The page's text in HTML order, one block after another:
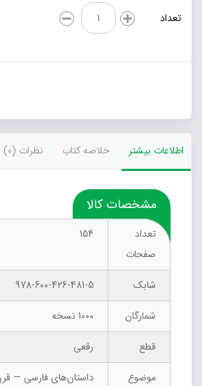
تعداد
ما
تنها
نیستیم
اطلاعات بیشتر خلاصه کتاب نظرات (0)
مشخصات کالا
تعداد
صفحات
154
شابک
978-600-426-481-5
شمارگان
1000 نسخه
قطع
رقعی
موضوع
داستان‌های فارسی — قرن